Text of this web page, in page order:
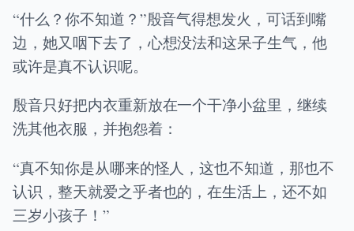
“什么？你不知道？”殷音气得想发火，可话到嘴
边，她又咽下去了，心想没法和这呆子生气，他
或许是真不认识呢。
殷音只好把内衣重新放在一个干净小盆里，继续
洗其他衣服，并抱怨着：
“真不知你是从哪来的怪人，这也不知道，那也不
认识，整天就爱之乎者也的，在生活上，还不如
三岁小孩子！”